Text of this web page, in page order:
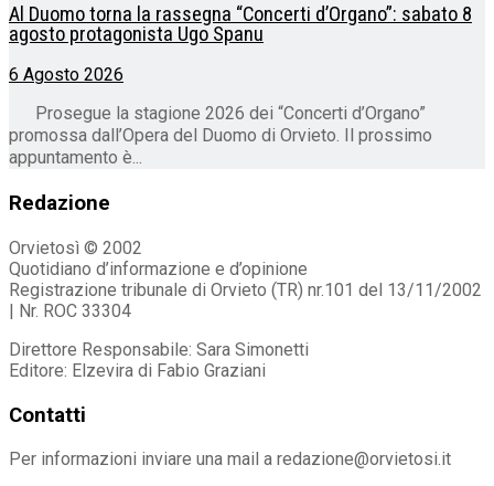
Al Duomo torna la rassegna “Concerti d’Organo”: sabato 8
agosto protagonista Ugo Spanu
6 Agosto 2026
Prosegue la stagione 2026 dei “Concerti d’Organo”
promossa dall’Opera del Duomo di Orvieto. Il prossimo
appuntamento è...
Redazione
Orvietosì © 2002
Quotidiano d’informazione e d’opinione
Registrazione tribunale di Orvieto (TR) nr.101 del 13/11/2002
| Nr. ROC 33304
Direttore Responsabile: Sara Simonetti
Editore: Elzevira di Fabio Graziani
Contatti
Per informazioni inviare una mail a redazione@orvietosi.it